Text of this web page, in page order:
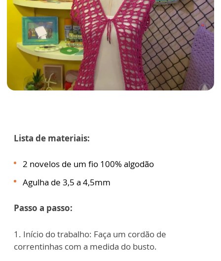
Lista de materiais:
2 novelos de um fio 100% algodão
Agulha de 3,5 a 4,5mm
Passo a passo:
1. Início do trabalho: Faça um cordão de
correntinhas com a medida do busto.